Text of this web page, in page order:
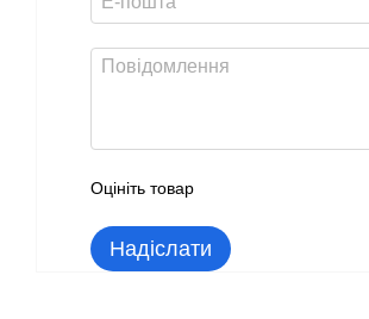
Оцініть товар
Надіслати